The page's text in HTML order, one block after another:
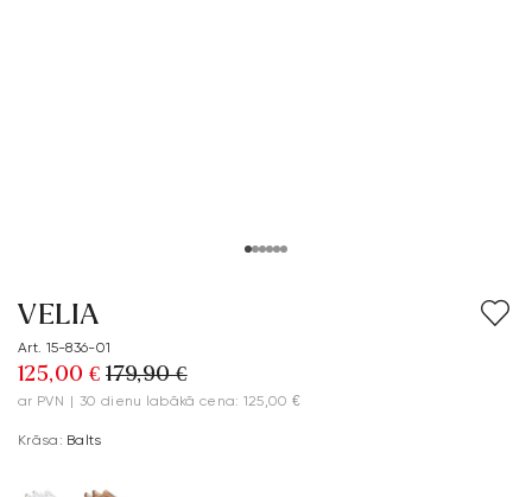
VELIA
Art. 15-836-01
125,00 € 179,90 €
ar PVN | 30 dienu labākā cena: 125,00 €
Krāsa: Balts